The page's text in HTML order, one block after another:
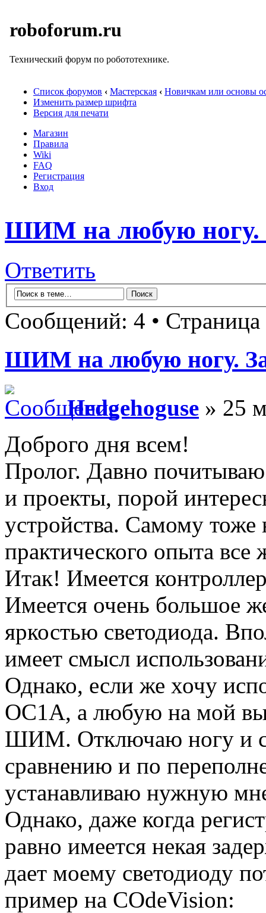
roboforum.ru
Технический форум по робототехнике.
Список форумов ‹ Мастерская ‹ Новичкам или основы
Изменить размер шрифта
Версия для печати
Магазин
Правила
Wiki
FAQ
Регистрация
Вход
ШИМ на любую ногу.
Ответить
Сообщений: 4 • Страница
ШИМ на любую ногу.
Hedgehoguse » 25
Доброго дня всем!
Пролог. Давно
и проекты, порой
устройства. Самому тоже
практического опыта все
Итак! Имеется
Имеется очень большое
яркостью светодиода.
имеет смысл
Однако, если же хочу
OC1A, а любую на мой
ШИМ. Отключаю ногу и
сравнению и по
устанавливаю нужную
Однако, даже когда
равно имеется некая
дает моему светодиоду
пример на COdeVision: